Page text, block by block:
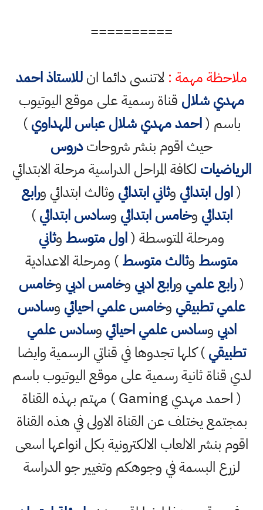
==========
ملاحظة مهمة : لاتنسى دائما انللاستاذ احمد
مهدي شلال قناة رسمية على موقع اليوتيوب
باسم (احمد مهدي شلال عباس المهداوي)
حيث اقوم بنشر شروحاتدروس
الرياضيات لكافة المراحل الدراسية مرحلة الابتدائي
(اول ابتدائي وثاني ابتدائي وثالث ابتدائي ورابع
ابتدائي وخامس ابتدائي وسادس ابتدائي)
ومرحلة المتوسطة (اول متوسط وثاني
متوسط وثالث متوسط) ومرحلة الاعدادية
(رابع علمي ورابع ادبي وخامس ادبي وخامس
علمي تطبيقي وخامس علمي احيائي وسادس
ادبي وسادس علمي احيائي وسادس علمي
تطبيقي) كلها تجدوها في قناتي الرسمية وايضا
لدي قناة ثانية رسمية على موقع اليوتيوب باسم
( احمد مهدي Gaming ) مهتم بهذه القناة
بمجتمع يختلف عن القناة الاولى في هذه القناة
اقوم بنشر الالعاب الالكترونية بكل انواعها اسعى
لزرع البسمة في وجوهكم وتغيير جو الدراسة